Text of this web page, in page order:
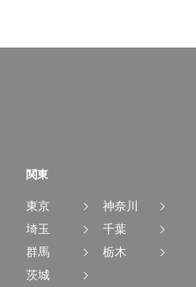
関東
東京
神奈川
埼玉
千葉
群馬
栃木
茨城